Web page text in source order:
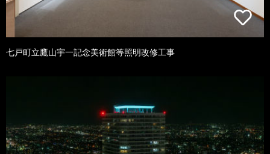
七戸町立鷹山宇一記念美術館等照明改修工事